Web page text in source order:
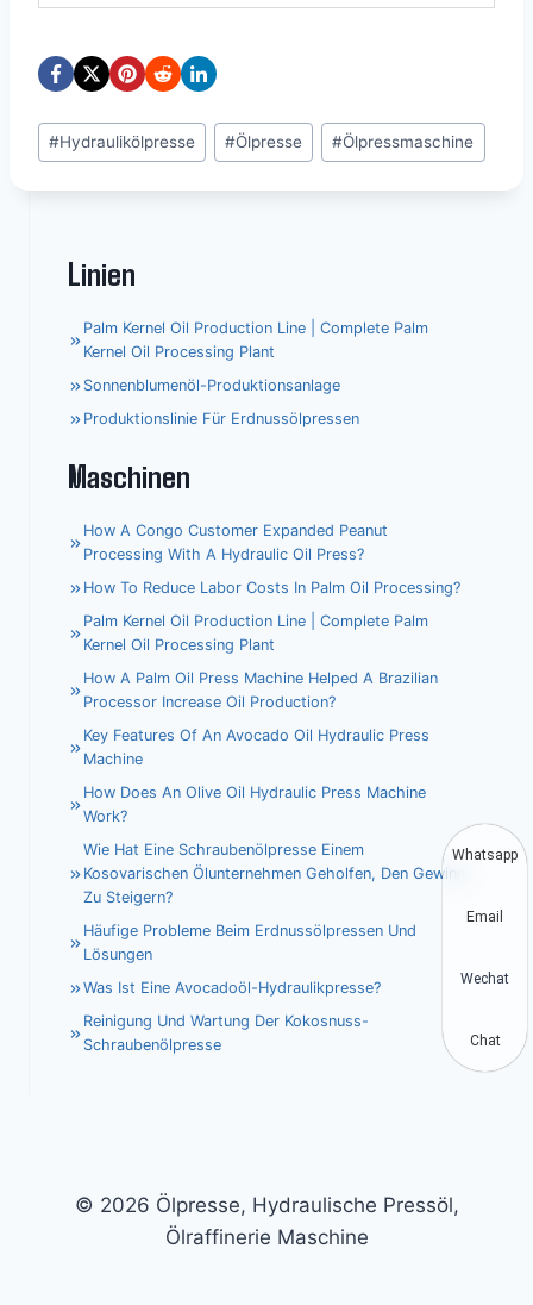
Schlagworte:
#Hydraulikölpresse #Ölpresse #Ölpressmaschine
Linien
Palm Kernel Oil Production Line | Complete Palm
Kernel Oil Processing Plant
Sonnenblumenöl-Produktionsanlage
Produktionslinie Für Erdnussölpressen
Maschinen
How A Congo Customer Expanded Peanut
Processing With A Hydraulic Oil Press?
How To Reduce Labor Costs In Palm Oil Processing?
Palm Kernel Oil Production Line | Complete Palm
Kernel Oil Processing Plant
How A Palm Oil Press Machine Helped A Brazilian
Processor Increase Oil Production?
Key Features Of An Avocado Oil Hydraulic Press
Machine
How Does An Olive Oil Hydraulic Press Machine
Work?
Wie Hat Eine Schraubenölpresse Einem
Kosovarischen Ölunternehmen Geholfen, Den Gewinn
Zu Steigern?
Häufige Probleme Beim Erdnussölpressen Und
Lösungen
Was Ist Eine Avocadoöl-Hydraulikpresse?
Reinigung Und Wartung Der Kokosnuss-
Schraubenölpresse
© 2026 Ölpresse, Hydraulische Pressöl,
Ölraffinerie Maschine
Whatsapp
Email
Wechat
Chat